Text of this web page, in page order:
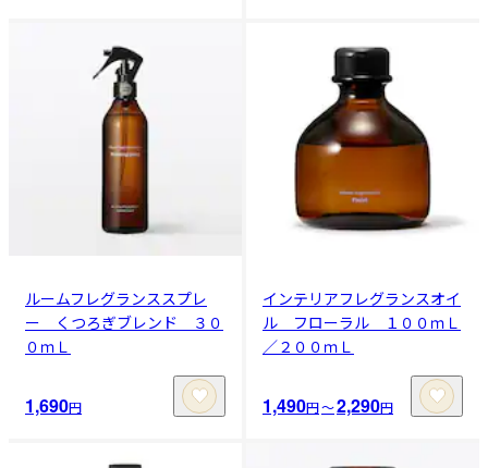
ルームフレグランススプレ
ー くつろぎブレンド ３０
０ｍＬ
1,690円
インテリアフレグランスオイ
ル フローラル １００ｍＬ
／２００ｍＬ
1,490円〜2,290円